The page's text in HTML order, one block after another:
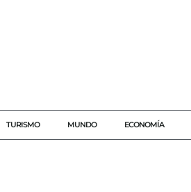
TURISMO MUNDO ECONOMÍA